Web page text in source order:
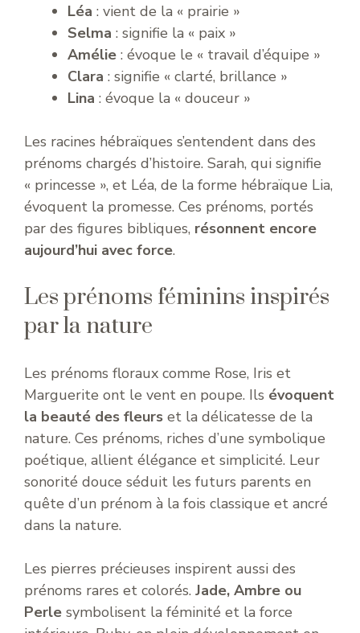
Léa : vient de la « prairie »
Selma : signifie la « paix »
Amélie : évoque le « travail d’équipe »
Clara : signifie « clarté, brillance »
Lina : évoque la « douceur »
Les racines hébraïques s’entendent dans des
prénoms chargés d’histoire. Sarah, qui signifie
« princesse », et Léa, de la forme hébraïque Lia,
évoquent la promesse. Ces prénoms, portés
par des figures bibliques, résonnent encore
aujourd’hui avec force.
Les prénoms féminins inspirés
par la nature
Les prénoms floraux comme Rose, Iris et
Marguerite ont le vent en poupe. Ils évoquent
la beauté des fleurs et la délicatesse de la
nature. Ces prénoms, riches d’une symbolique
poétique, allient élégance et simplicité. Leur
sonorité douce séduit les futurs parents en
quête d’un prénom à la fois classique et ancré
dans la nature.
Les pierres précieuses inspirent aussi des
prénoms rares et colorés. Jade, Ambre ou
Perle symbolisent la féminité et la force